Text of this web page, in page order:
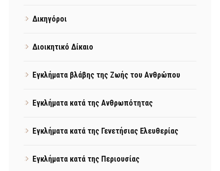
Δικηγόροι
Διοικητικό Δίκαιο
Εγκλήματα βλάβης της Ζωής του Ανθρώπου
Εγκλήματα κατά της Ανθρωπότητας
Εγκλήματα κατά της Γενετήσιας Ελευθερίας
Εγκλήματα κατά της Περιουσίας